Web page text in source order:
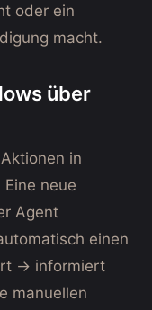
oder ein
macht.
über
in
neue
Agent
einen
→ informiert
manuellen